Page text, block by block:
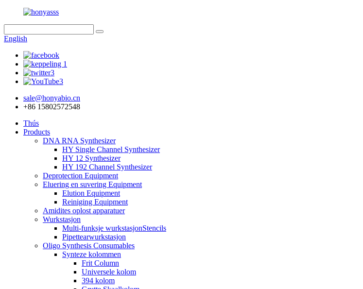
English
sale@honyabio.cn
+86 15802572548
Thús
Products
DNA RNA Synthesizer
HY Single Channel Synthesizer
HY 12 Synthesizer
HY 192 Channel Synthesizer
Deprotection Equipment
Eluering en suvering Equipment
Elution Equipment
Reiniging Equipment
Amidites oplost apparatuer
Wurkstasjon
Multi-funksje wurkstasjonStencils
Pipettearwurkstasjon
Oligo Synthesis Consumables
Synteze kolommen
Frit Column
Universele kolom
394 kolom